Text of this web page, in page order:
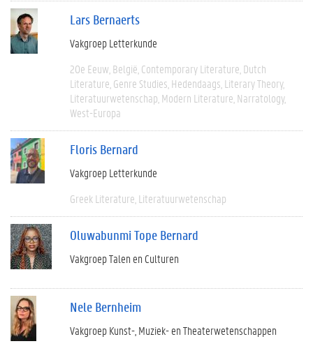
Lars Bernaerts
Vakgroep Letterkunde
20e Eeuw België Contemporary Literature Dutch
Literature Genre Studies Hedendaags Literary Theory
Literatuurwetenschap Modern Literature Narratology
West-Europa
Floris Bernard
Vakgroep Letterkunde
Greek Literature Literatuurwetenschap
Oluwabunmi Tope Bernard
Vakgroep Talen en Culturen
Nele Bernheim
Vakgroep Kunst-, Muziek- en Theaterwetenschappen